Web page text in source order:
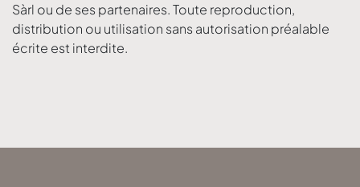
Sàrl ou de ses partenaires. Toute reproduction,
distribution ou utilisation sans autorisation préalable
écrite est interdite.